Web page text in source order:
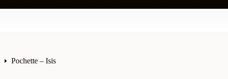
Pochette – Isis